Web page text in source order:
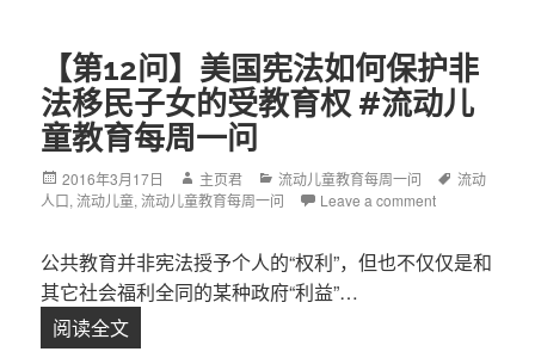
【第12问】美国宪法如何保护非
法移民子女的受教育权 #流动儿
童教育每周一问
Posted
on
2016年3月17日 Author
主页君 Categories
流动儿童教育每周一问 Tags
流动
人口,流动儿童,流动儿童教育每周一问 Leave a comment
公共教育并非宪法授予个人的“权利”，但也不仅仅是和
其它社会福利全同的某种政府“利益”…
阅读全文